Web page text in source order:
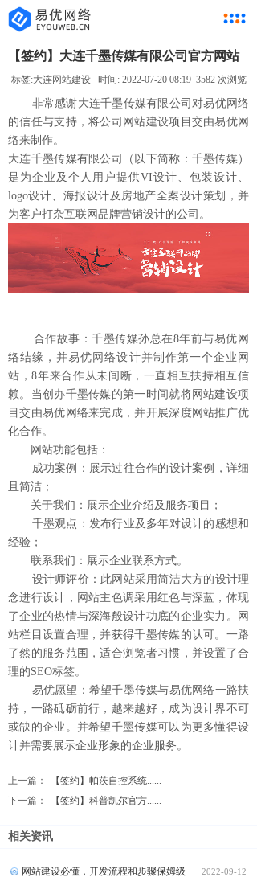
【签约】大连千墨传媒有限公司官方网站
标签:大连网站建设 时间: 2022-07-20 08:19 3582 次浏览
非常感谢大连千墨传媒有限公司对易优网络
的信任与支持，将公司 网站建设项目交由易优网
络来制作。
大连千墨传媒有限公司（以下简称：千墨传媒）
是为企业及个人用户提供VI设计、包装设计、
logo设计、海报设计及房地产全案设计策划，并
为客户打杂互联网品牌营销设计的公司。
合作故事：千墨传媒孙总在8年前与易优网
络结缘，并易优网络设计并制作第一个企业网
站，8年来合作从未间断，一直相互扶持相互信
赖。当创办千墨传媒的第一时间就将网站建设项
目交由易优网络来完成，并开展深度网站推广优
化合作。
网站功能包括：
成功案例：展示过往合作的设计案例，详细
且简洁；
关于我们：展示企业介绍及服务项目；
千墨观点：发布行业及多年对设计的感想和
经验；
联系我们：展示企业联系方式。
设计师评价：此网站采用简洁大方的设计理
念进行设计，网站主色调采用红色与深蓝，体现
了企业的热情与深海般设计功底的企业实力。网
站栏目设置合理，并获得千墨传媒的认可。一路
了然的服务范围，适合浏览者习惯，并设置了合
理的SEO标签。
易优愿望：希望千墨传媒与易优网络一路扶
持，一路砥砺前行，越来越好，成为设计界不可
或缺的企业。并希望千墨传媒可以为更多懂得设
计并需要展示企业形象的企业服务。
上一篇：
【签约】帕茨自控系统......
下一篇：
【签约】科普凯尔官方......
相关资讯
网站建设必懂，开发流程和步骤保姆级 2022-09-12